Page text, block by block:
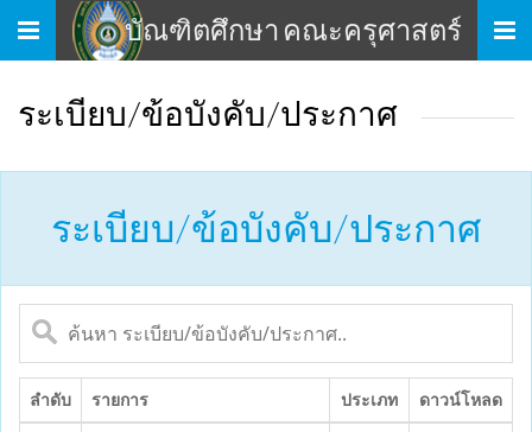
เมนู บัณฑิตศึกษา คณะครุศาสตร์
ระเบียบ/ข้อบังคับ/ประกาศ
ระเบียบ/ข้อบังคับ/ประกาศ
ลำดับ รายการ ประเภท
ดาวน์โหลด